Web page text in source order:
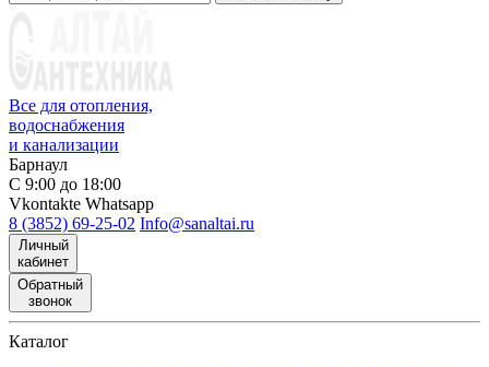
Все для отопления,
водоснабжения
и канализации
Барнаул
С 9:00 до 18:00
Vkontakte Whatsapp
8 (3852) 69-25-02 Info@sanaltai.ru
Личный
кабинет
Обратный
звонок
Каталог